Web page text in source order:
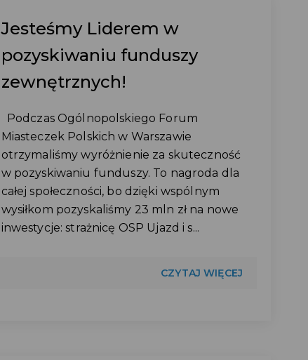
Jesteśmy Liderem w
pozyskiwaniu funduszy
zewnętrznych!
Podczas Ogólnopolskiego Forum
Miasteczek Polskich w Warszawie
otrzymaliśmy wyróżnienie za skuteczność
w pozyskiwaniu funduszy. To nagroda dla
całej społeczności, bo dzięki wspólnym
wysiłkom pozyskaliśmy 23 mln zł na nowe
inwestycje: strażnicę OSP Ujazd i s...
CZYTAJ WIĘCEJ